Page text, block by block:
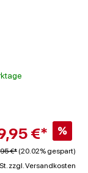
€* %
€* (20.02% gespart)
zzgl. Versandkosten